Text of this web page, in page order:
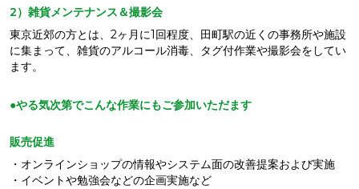
2）雑貨メンテナンス＆撮影会
東京近郊の方とは、2ヶ月に1回程度、田町駅の近くの事務所や施設
に集まって、雑貨のアルコール消毒、タグ付作業や撮影会をしてい
ます。
●やる気次第でこんな作業にもご参加いただます
販売促進
・オンラインショップの情報やシステム面の改善提案および実施
・イベントや勉強会などの企画実施など